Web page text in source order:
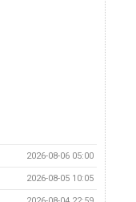
2026-08-06 05:00
2026-08-05 10:05